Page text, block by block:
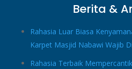
Berita &
Rahasia Luar Biasa
Karpet Masjid Nabawi Wajib
Rahasia Terbaik